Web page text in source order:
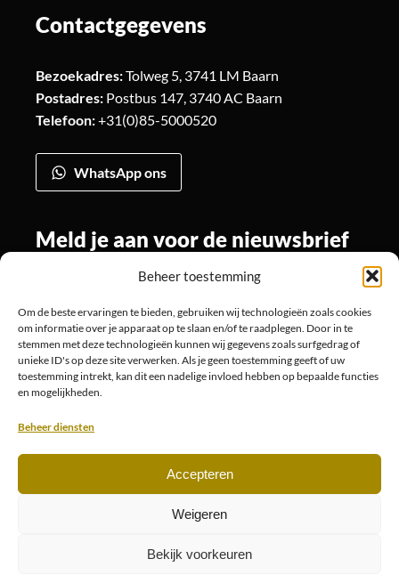
Beheer toestemming
Om de beste ervaringen te bieden, gebruiken wij technologieën zoals cookies
om informatie over je apparaat op te slaan en/of te raadplegen. Door in te
stemmen met deze technologieën kunnen wij gegevens zoals surfgedrag of
unieke ID's op deze site verwerken. Als je geen toestemming geeft of uw
toestemming intrekt, kan dit een nadelige invloed hebben op bepaalde functies
en mogelijkheden.
Beheer diensten
Accepteren
Weigeren
Bekijk voorkeuren
Contactgegevens
Bezoekadres:Tolweg 5, 3741 LM Baarn
Postadres: Postbus 147, 3740 AC Baarn
Telefoon:+31(0)85-5000520
WhatsApp ons
Meld je aan voor de nieuwsbrief
Volg ons
© 2026 Website is ontwikkeld door Designotive
Privacyverklaring